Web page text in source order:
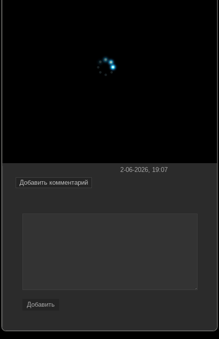
Добавить комментарий
2-06-2026, 19:07
Добавить